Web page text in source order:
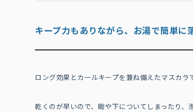
キープ力もありながら、お湯で簡単に
ロング効果とカールキープを兼ね備えたマスカラ
乾くのが早いので、瞼や下についてしまったり、